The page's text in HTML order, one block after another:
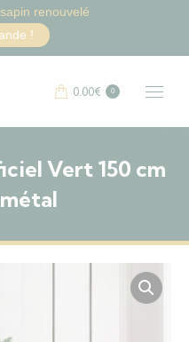
0.00€ 0
Vert 150 cm
renouvelé
!